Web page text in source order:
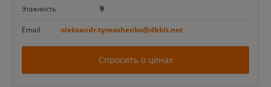
Этажность 9
Email oleksandr.tymoshenko@dbkit.net
Спросить о ценах